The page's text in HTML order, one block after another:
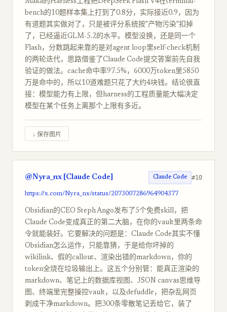
Maka的Harness工程把DeepSeek Flash V4在terminal-
bench的10题样本集上打到了0.8分，实际接近0.9，因为
有道题其实做对了，只是被评分系统按"产物污染"扣掉
了，已经逼近GLM-5.2的水平。模型没换，还是同一个
Flash，分数跳起来靠的是对agent loop里self-check机制
的两轮迭代，思路借鉴了Claude Code提交答案前先自我
验证的做法。cache命中率97.5%，6000万token里5850
万是命中的，所以10道难题只花了大约4块钱。结论很直
接：模型能力有上限，但harness的工程质量能大幅决定
模型在某个任务上离那个上限有多近。
↓ 保存图片
@Nyra_nx [Claude Code] Claude Code #10
https://x.com/Nyra_nx/status/2073007286964904377
Obsidian的CEO Steph Ango发布了5个免费skill，把
Claude Code变成真正的第二大脑，在你的vault里两条命
令就能装好。它要解决的问题是：Claude Code其实不懂
Obsidian怎么运作，只能靠猜，于是给你坏掉的
wikilink、假的callout、渲染出错的markdown，你的
token全烧在垃圾输出上。这五个分别管：能真正渲染的
markdown、笔记上的数据库视图、JSON canvas思维导
图、终端里完整操控vault，以及defuddle，把杂乱网页
剥成干净markdown。把300条零散笔记丢给它，装了